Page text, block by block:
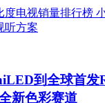
到全球首发
新色彩赛道